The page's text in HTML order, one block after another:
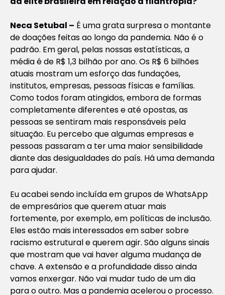
Neca Setubal – É uma grata surpresa o montante
de doações feitas ao longo da pandemia. Não é o
padrão. Em geral, pelas nossas estatísticas, a
média é de R$ 1,3 bilhão por ano. Os R$ 6 bilhões
atuais mostram um esforço das fundações,
institutos, empresas, pessoas físicas e famílias.
Como todos foram atingidos, embora de formas
completamente diferentes e até opostas, as
pessoas se sentiram mais responsáveis pela
situação. Eu percebo que algumas empresas e
pessoas passaram a ter uma maior sensibilidade
diante das desigualdades do país. Há uma demanda
para ajudar.
Eu acabei sendo incluída em grupos de WhatsApp
de empresários que querem atuar mais
fortemente, por exemplo, em políticas de inclusão.
Eles estão mais interessados em saber sobre
racismo estrutural e querem agir. São alguns sinais
que mostram que vai haver alguma mudança de
chave. A extensão e a profundidade disso ainda
vamos enxergar. Não vai mudar tudo de um dia
para o outro. Mas a pandemia acelerou o processo.